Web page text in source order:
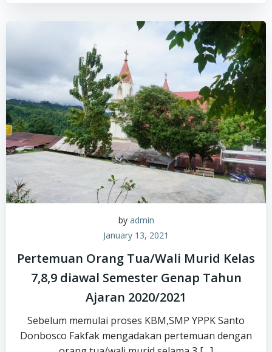
by admin
January 13, 2021
Pertemuan Orang Tua/Wali Murid Kelas
7,8,9 diawal Semester Genap Tahun
Ajaran 2020/2021
Sebelum memulai proses KBM,SMP YPPK Santo
Donbosco Fakfak mengadakan pertemuan dengan